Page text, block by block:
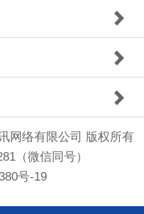
网络有限公司 版权所有
（微信同号）
号-19